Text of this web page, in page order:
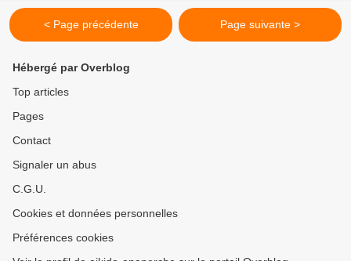
< Page précédente Page suivante >
Hébergé par Overblog
Top articles
Pages
Contact
Signaler un abus
C.G.U.
Cookies et données personnelles
Préférences cookies